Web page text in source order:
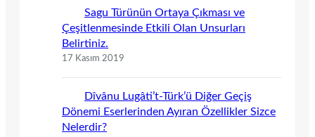
Sagu Türünün Ortaya Çıkması ve
Çeşitlenmesinde Etkili Olan Unsurları
Belirtiniz.
17 Kasım 2019
Dîvânu Lugâti’t-Türk’ü Diğer Geçiş
Dönemi Eserlerinden Ayıran Özellikler Sizce
Nelerdir?